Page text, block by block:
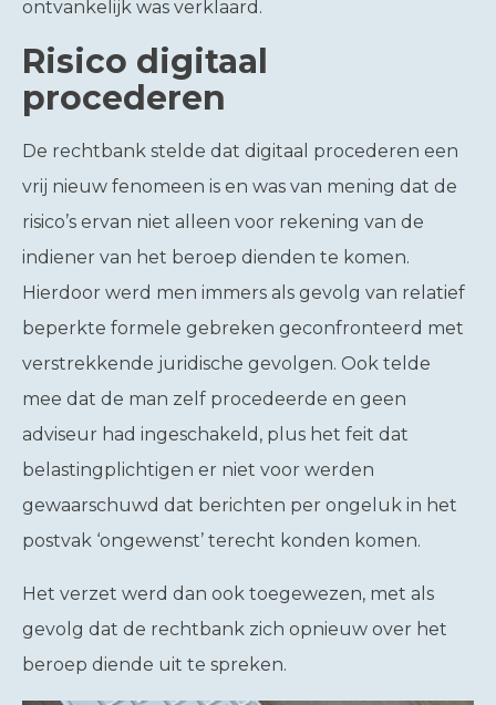
ontvankelijk was verklaard.
Risico digitaal
procederen
De rechtbank stelde dat digitaal procederen een
vrij nieuw fenomeen is en was van mening dat de
risico’s ervan niet alleen voor rekening van de
indiener van het beroep dienden te komen.
Hierdoor werd men immers als gevolg van relatief
beperkte formele gebreken geconfronteerd met
verstrekkende juridische gevolgen. Ook telde
mee dat de man zelf procedeerde en geen
adviseur had ingeschakeld, plus het feit dat
belastingplichtigen er niet voor werden
gewaarschuwd dat berichten per ongeluk in het
postvak ‘ongewenst’ terecht konden komen.
Het verzet werd dan ook toegewezen, met als
gevolg dat de rechtbank zich opnieuw over het
beroep diende uit te spreken.